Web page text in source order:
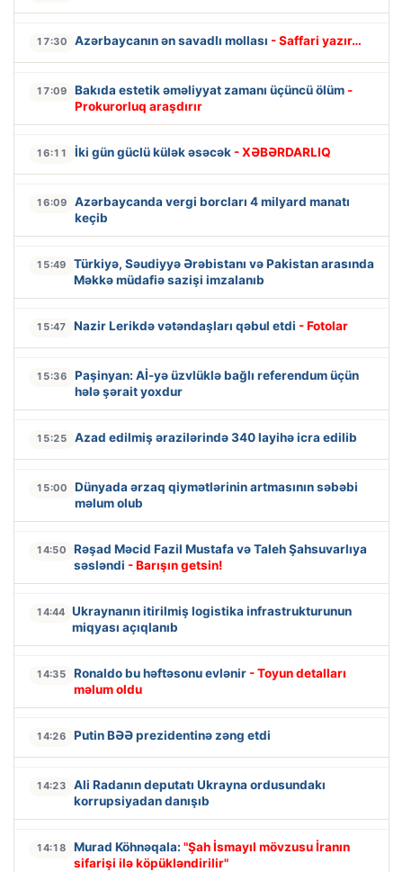
17:30 Azərbaycanın ən savadlı mollası - Saffari yazır…
17:09 Bakıda estetik əməliyyat zamanı üçüncü ölüm -
Prokurorluq araşdırır
16:11 İki gün güclü külək əsəcək - XƏBƏRDARLIQ
16:09
Azərbaycanda vergi borcları 4 milyard manatı
keçib
15:49
Türkiyə, Səudiyyə Ərəbistanı və Pakistan arasında
Məkkə müdafiə sazişi imzalanıb
15:47 Nazir Lerikdə vətəndaşları qəbul etdi - Fotolar
15:36
Paşinyan: Aİ-yə üzvlüklə bağlı referendum üçün
hələ şərait yoxdur
15:25 Azad edilmiş ərazilərində 340 layihə icra edilib
15:00
Dünyada ərzaq qiymətlərinin artmasının səbəbi
məlum olub
14:50
Rəşad Məcid Fazil Mustafa və Taleh Şahsuvarlıya
səsləndi - Barışın getsin!
14:44 Ukraynanın itirilmiş logistika infrastrukturunun
miqyası açıqlanıb
14:35 Ronaldo bu həftəsonu evlənir - Toyun detalları
məlum oldu
14:26 Putin BƏƏ prezidentinə zəng etdi
14:23
Ali Radanın deputatı Ukrayna ordusundakı
korrupsiyadan danışıb
14:18 Murad Köhnəqala: "Şah İsmayıl mövzusu İranın
sifarişi ilə köpükləndirilir"